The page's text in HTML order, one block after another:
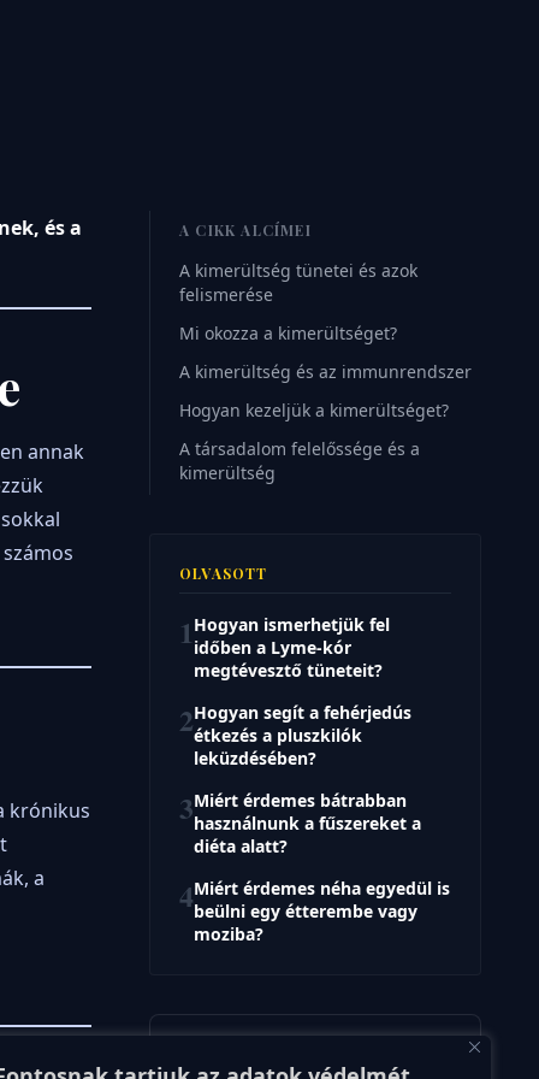
és a
annak
krónikus
a
A CIKK ALCÍMEI
A kimerültség tünetei és azok
felismerése
Mi okozza a kimerültséget?
A kimerültség és az immunrendszer
Hogyan kezeljük a kimerültséget?
A társadalom felelőssége és a
kimerültség
OLVASOTT
1Hogyan ismerhetjük fel
időben a Lyme-kór
megtévesztő tüneteit?
2Hogyan segít a fehérjedús
étkezés a pluszkilók
leküzdésében?
3Miért érdemes bátrabban
használnunk a fűszereket a
diéta alatt?
4Miért érdemes néha egyedül is
beülni egy étterembe vagy
moziba?